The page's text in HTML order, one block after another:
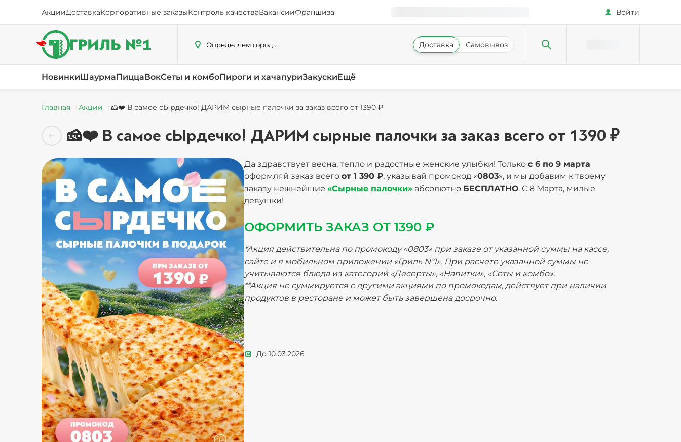
АкцииДоставкаКорпоративные заказыКонтроль качестваВакансииФраншиза Войти
Определяем город... Доставка Самовывоз
НовинкиШаурмаПиццаВокСеты и комбоПироги и хачапуриЗакускиЕщё
Главная Акции 🧀❤️ В самое сЫрдечко! ДАРИМ сырные палочки за заказ всего от 1390 ₽
🧀❤️ В самое сЫрдечко! ДАРИМ сырные палочки за заказ всего от 1390 ₽
Да здравствует весна, тепло и радостные женские улыбки! Только с 6 по 9 марта
оформляй заказ всего от 1 390 ₽, указывай промокод «0803», и мы добавим к твоему
заказу нежнейшие «Сырные палочки» абсолютно БЕСПЛАТНО. С 8 Марта, милые
девушки!
ОФОРМИТЬ ЗАКАЗ ОТ 1390 ₽
*Акция действительна по промокоду «0803» при заказе от указанной суммы на кассе,
сайте и в мобильном приложении «Гриль №1». При расчете указанной суммы не
учитываются блюда из категорий «Десерты», «Напитки», «Сеты и комбо».
**Акция не суммируется с другими акциями по промокодам, действует при наличии
продуктов в ресторане и может быть завершена досрочно.
До 10.03.2026